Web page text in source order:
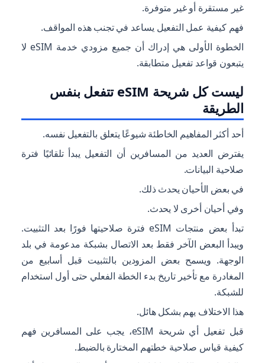
غير مستقرة أو غير متوفرة.
فهم كيفية عمل التفعيل يساعد في تجنب هذه المواقف.
الخطوة الأولى هي إدراك أن جميع مزودي خدمة eSIM لا
يتبعون قواعد تفعيل متطابقة.
ليست كل شريحة eSIM تتفعل بنفس
الطريقة
أحد أكثر المفاهيم الخاطئة شيوعًا يتعلق بالتفعيل نفسه.
يفترض العديد من المسافرين أن التفعيل يبدأ تلقائيًا فترة
صلاحية البيانات.
في بعض الأحيان يحدث ذلك.
وفي أحيان أخرى لا يحدث.
تبدأ بعض منتجات eSIM فترة صلاحيتها فورًا بعد التثبيت.
ويبدأ البعض الآخر فقط بعد الاتصال بشبكة مدعومة في بلد
الوجهة. ويسمح بعض المزودين بالتثبيت قبل أسابيع من
المغادرة مع تأخير تاريخ بدء الخطة الفعلي حتى أول استخدام
للشبكة.
هذا الاختلاف يهم بشكل هائل.
قبل تفعيل أي شريحة eSIM، يجب على المسافرين فهم
كيفية قياس صلاحية خطتهم المختارة بالضبط.